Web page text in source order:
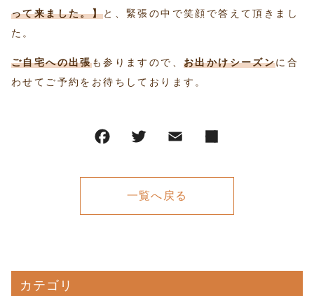
って来ました。】と、緊張の中で笑顔で答えて頂きまし
た。
ご自宅への出張も参りますので、お出かけシーズンに合
わせてご予約をお待ちしております。
一覧へ戻る
カテゴリ